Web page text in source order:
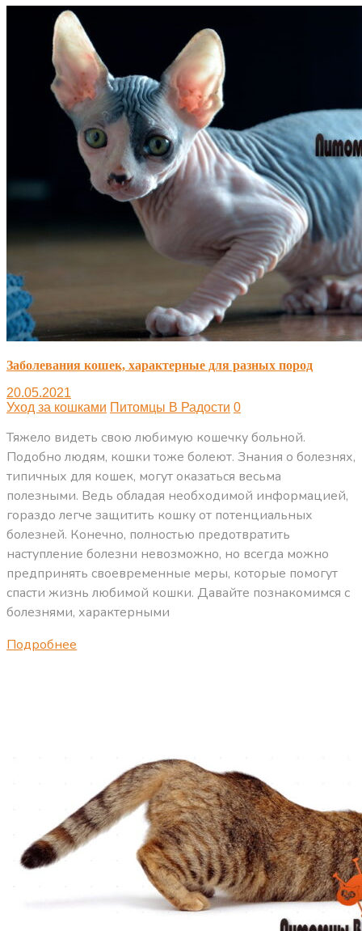
Заболевания кошек, характерные для разных пород
20.05.2021
Уход за кошками Питомцы В Радости 0
Тяжело видеть свою любимую кошечку больной.
Подобно людям, кошки тоже болеют. Знания о болезнях,
типичных для кошек, могут оказаться весьма
полезными. Ведь обладая необходимой информацией,
гораздо легче защитить кошку от потенциальных
болезней. Конечно, полностью предотвратить
наступление болезни невозможно, но всегда можно
предпринять своевременные меры, которые помогут
спасти жизнь любимой кошки. Давайте познакомимся с
болезнями, характерными
Подробнее